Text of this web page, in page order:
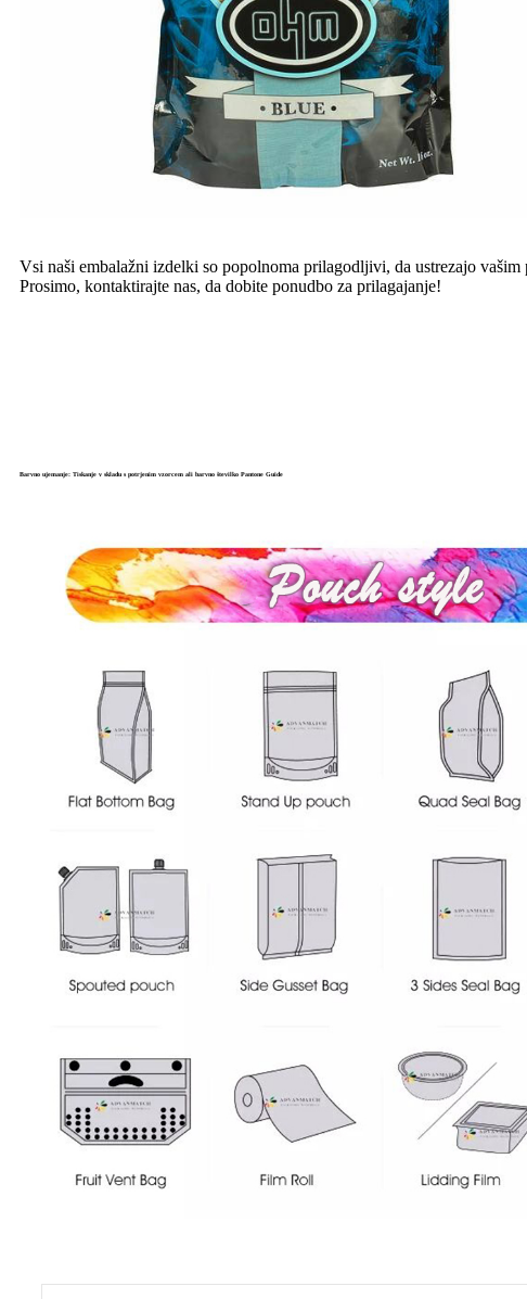
Vsi naši embalažni izdelki so popolnoma prilagodljivi, da ustrezajo
Prosimo, kontaktirajte nas, da dobite ponudbo za prilagajanje!
Barvno ujemanje: Tiskanje v skladu s potrjenim vzorcem ali barvno številko Pantone Guide